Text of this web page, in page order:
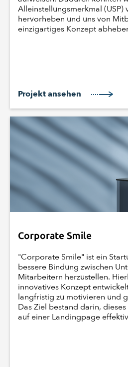
Alleinstellungsmerkmal (USP)
hervorheben und uns von
einzigartiges Konzept
Projekt ansehen
Corporate Smile
"Corporate Smile" ist ein
bessere Bindung zwischen
Mitarbeitern herzustellen.
innovatives Konzept
langfristig zu motivieren und
Das Ziel bestand darin,
auf einer Landingpage